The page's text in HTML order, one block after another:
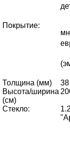
Покрытие:
Толщина (мм)
38
Высота/ширина
(cм)
Стекло: